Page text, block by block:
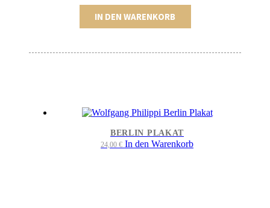
5er-
Set
IN DEN WARENKORB
BERLIN PLAKAT
24,00 € In den Warenkorb